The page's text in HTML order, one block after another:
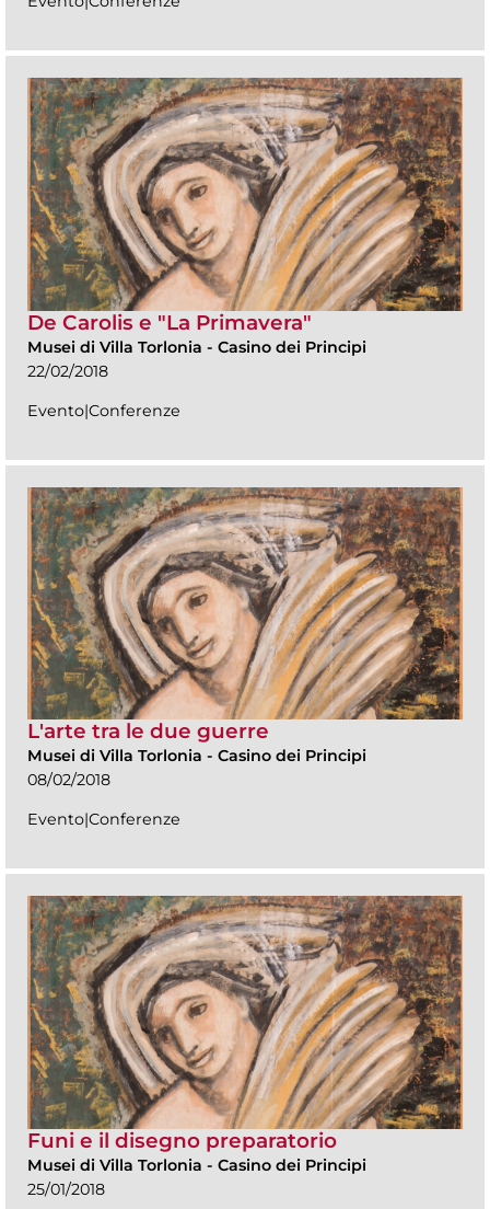
De Carolis e "La Primavera"
Musei di Villa Torlonia - Casino dei Principi
22/02/2018
Evento|Conferenze
L'arte tra le due guerre
Musei di Villa Torlonia - Casino dei Principi
08/02/2018
Evento|Conferenze
Funi e il disegno preparatorio
Musei di Villa Torlonia - Casino dei Principi
25/01/2018